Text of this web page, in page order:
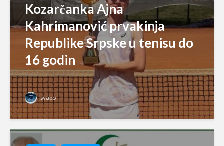
Kozarčanka Ajna
Kahrimanović prvakinja
Republike Srpske u tenisu do
16 godin
svabo